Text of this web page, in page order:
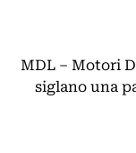
MDL – Motori
siglano una